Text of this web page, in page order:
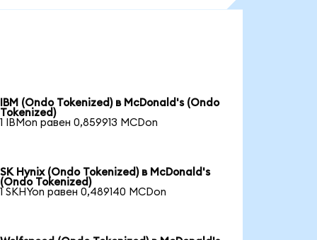
IBM (Ondo Tokenized) в McDonald's (Ondo
Tokenized)
1 IBMon равен 0,859913 MCDon
SK Hynix (Ondo Tokenized) в McDonald's
(Ondo Tokenized)
1 SKHYon равен 0,489140 MCDon